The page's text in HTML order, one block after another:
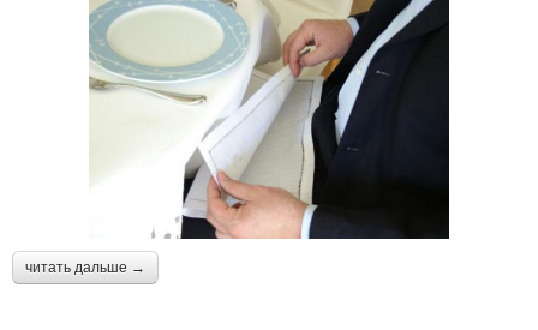
читать дальше →